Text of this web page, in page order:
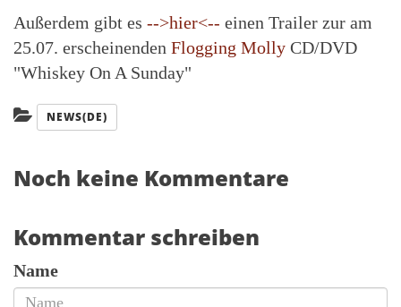
Außerdem gibt es -->hier<-- einen Trailer zur am
25.07. erscheinenden Flogging Molly CD/DVD
"Whiskey On A Sunday"
Kategorien:
NEWS(DE)
Noch keine Kommentare
Kommentar schreiben
Name